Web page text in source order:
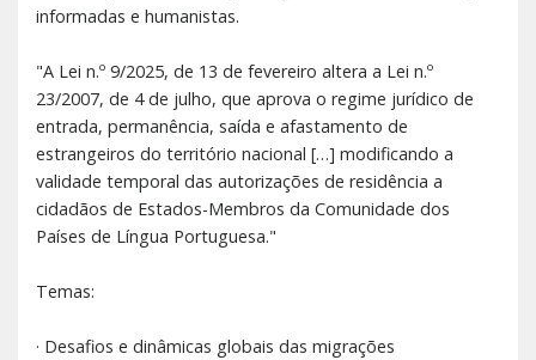
informadas e humanistas.
"A Lei n.º 9/2025, de 13 de fevereiro altera a Lei n.º
23/2007, de 4 de julho, que aprova o regime jurídico de
entrada, permanência, saída e afastamento de
estrangeiros do território nacional […] modificando a
validade temporal das autorizações de residência a
cidadãos de Estados-Membros da Comunidade dos
Países de Língua Portuguesa."
Temas:
· Desafios e dinâmicas globais das migrações